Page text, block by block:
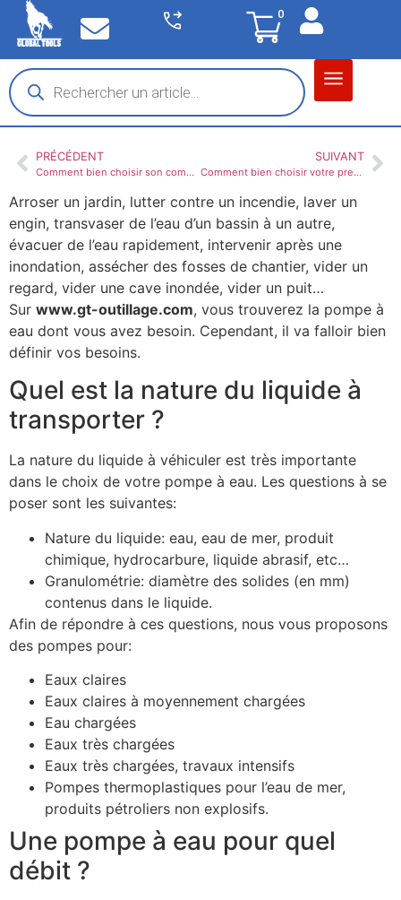
0
PRÉCÉDENT
Comment bien choisir son compresseur ?
SUIVANT
Comment bien choisir votre presse d’atelier ?
Arroser un jardin, lutter contre un incendie, laver un
engin, transvaser de l’eau d’un bassin à un autre,
évacuer de l’eau rapidement, intervenir après une
inondation, assécher des fosses de chantier, vider un
regard, vider une cave inondée, vider un puit…
Sur www.gt-outillage.com, vous trouverez la pompe à
eau dont vous avez besoin. Cependant, il va falloir bien
définir vos besoins.
Quel est la nature du liquide à
transporter ?
La nature du liquide à véhiculer est très importante
dans le choix de votre pompe à eau. Les questions à se
poser sont les suivantes:
Nature du liquide: eau, eau de mer, produit
chimique, hydrocarbure, liquide abrasif, etc…
Granulométrie: diamètre des solides (en mm)
contenus dans le liquide.
Afin de répondre à ces questions, nous vous proposons
des pompes pour:
Eaux claires
Eaux claires à moyennement chargées
Eau chargées
Eaux très chargées
Eaux très chargées, travaux intensifs
Pompes thermoplastiques pour l’eau de mer,
produits pétroliers non explosifs.
Une pompe à eau pour quel
débit ?